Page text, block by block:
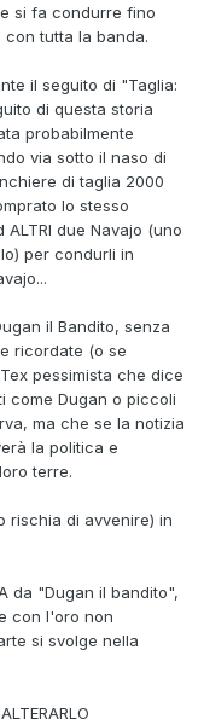
si fa condurre fino
tutta la banda.
il seguito di "Taglia:
di questa storia
probabilmente
via sotto il naso di
di taglia 2000
lo stesso
due Navajo (uno
per condurli in
il Bandito, senza
ricordate (o se
pessimista che dice
come Dugan o piccoli
ma che se la notizia
la politica e
terre.
rischia di avvenire) in
da "Dugan il bandito",
con l'oro non
si svolge nella